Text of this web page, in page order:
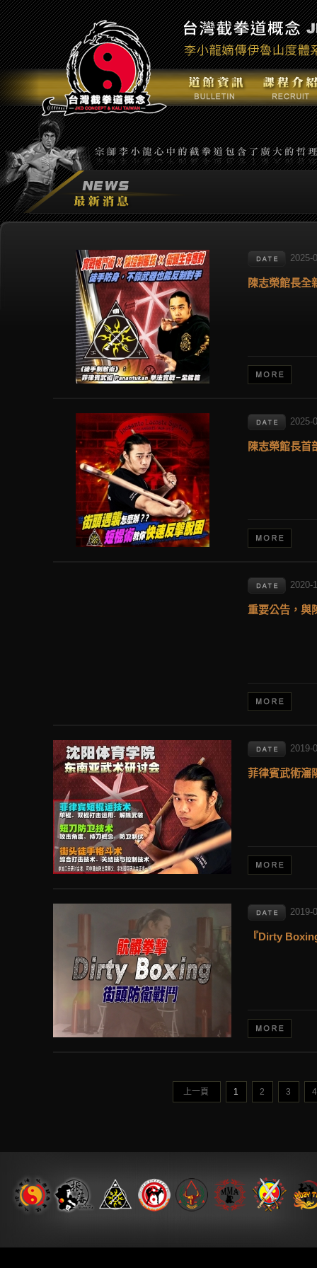
2025-
陳志榮館長全
2025-
陳志榮館長首
2020-
重要公告，與
2019-
菲律賓武術瀋
2019-
『Dirty
上一頁 1 2 3 4